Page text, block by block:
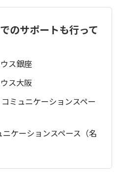
のサポートも行って
ス銀座
ス大阪
ミュニケーションスペー
ケーションスペース（名